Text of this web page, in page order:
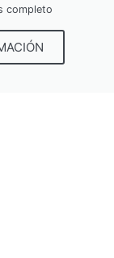
completo